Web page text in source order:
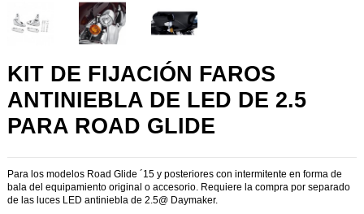
KIT DE FIJACIÓN FAROS
ANTINIEBLA DE LED DE 2.5
PARA ROAD GLIDE
Para los modelos Road Glide ´15 y posteriores con intermitente en forma de
bala del equipamiento original o accesorio. Requiere la compra por separado
de las luces LED antiniebla de 2.5@ Daymaker.